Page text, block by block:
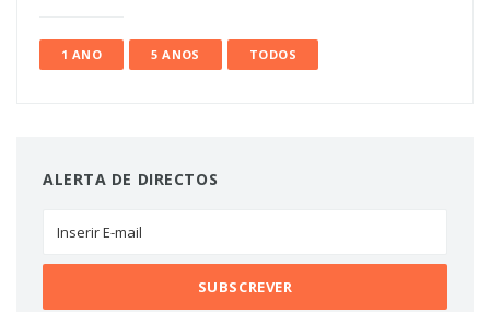
1 ANO 5 ANOS TODOS
ALERTA DE DIRECTOS